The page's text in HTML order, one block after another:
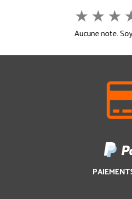
★★★
Aucune note.